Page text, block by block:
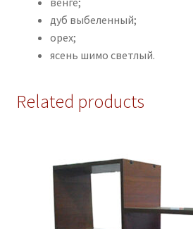
дуб выбеленный;
орех;
ясень шимо светлый.
Related products